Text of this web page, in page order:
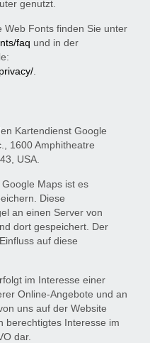
genutzt.
Web Fonts finden Sie unter
faq und in der
.
Kartendienst Google
1600 Amphitheatre
USA.
Maps ist es
Diese
an einen Server von
dort gespeichert. Der
auf diese
im Interesse einer
Online-Angebote und an
uns auf der Website
berechtigtes Interesse im
dar.